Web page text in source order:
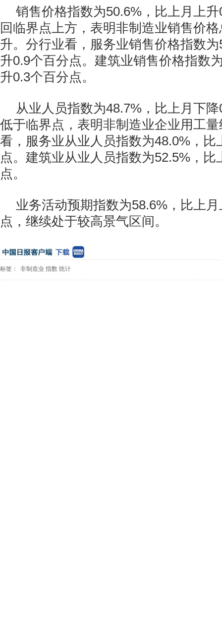
销售价格指数为50.6%，比上月上
回临界点上方，表明非制造业销售价
升。分行业看，服务业销售价格指数
升0.9个百分点。建筑业销售价格指数
升0.3个百分点。
从业人员指数为48.7%，比上月下
低于临界点，表明非制造业企业用工
看，服务业从业人员指数为48.0%，比
点。建筑业从业人员指数为52.5%，比
点。
业务活动预期指数为58.6%，比上
点，继续处于较高景气区间。
标签： 非制造业 指数 统计